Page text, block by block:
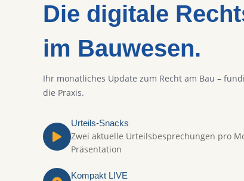
Die digitale
im Bauwesen.
Ihr monatliches Update zum Recht am Bau –
die Praxis.
Urteils-Snacks
Zwei aktuelle Urteilsbesprechungen pro
Präsentation
Kompakt LIVE